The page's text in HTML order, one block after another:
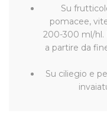
Su
pomacee,
200-300 ml/hl.
a partire da
Su ciliegio e